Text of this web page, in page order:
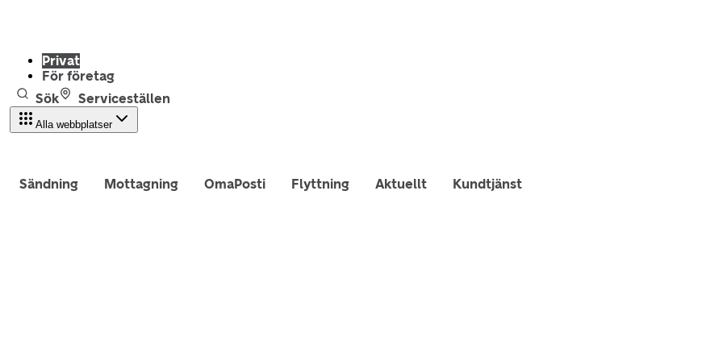
Privat
För företag
Sök
Serviceställen
Alla webbplatser
Sändning Mottagning OmaPosti Flyttning Aktuellt Kundtjänst